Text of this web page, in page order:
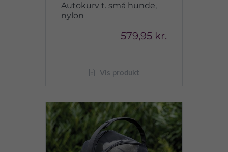
Autokurv t. små hunde,
nylon
579,95 kr.
Vis produkt